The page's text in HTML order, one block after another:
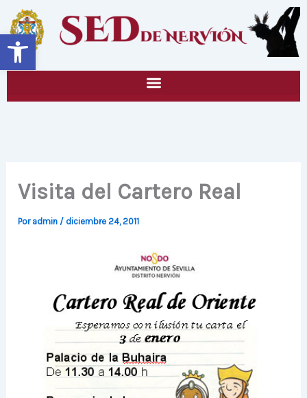
Abrir barra de herramientas
contenido
Visita del Cartero Real
Por admin / diciembre 24, 2011